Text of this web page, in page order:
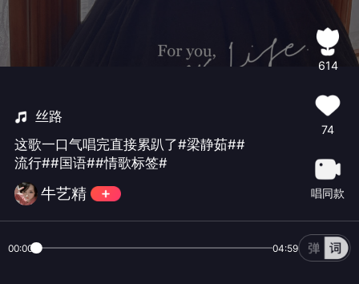
丝路
这歌一口气唱完直接累趴了#梁静茹##
流行##国语##情歌标签#
牛艺精
614
74
唱同款
00:00 04:59